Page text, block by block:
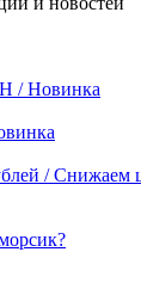
/ Новинка
/ Снижаем